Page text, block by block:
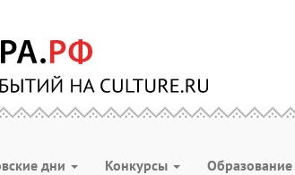
дни Конкурсы Образование